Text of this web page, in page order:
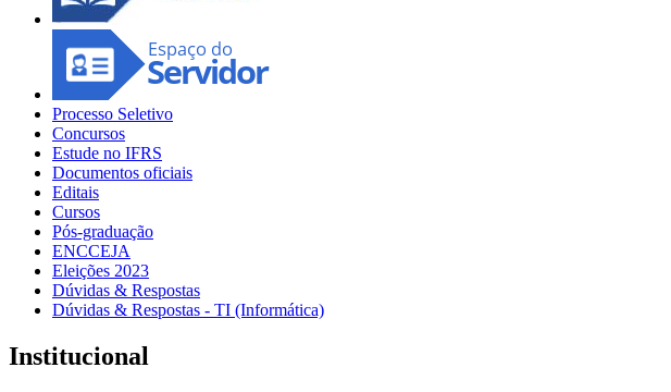
Processo Seletivo
Concursos
Estude no IFRS
Documentos oficiais
Editais
Cursos
Pós-graduação
ENCCEJA
Eleições 2023
Dúvidas & Respostas
Dúvidas & Respostas - TI (Informática)
Institucional